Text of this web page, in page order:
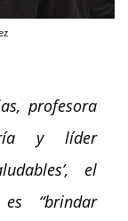
profesora
y líder
el
“brindar